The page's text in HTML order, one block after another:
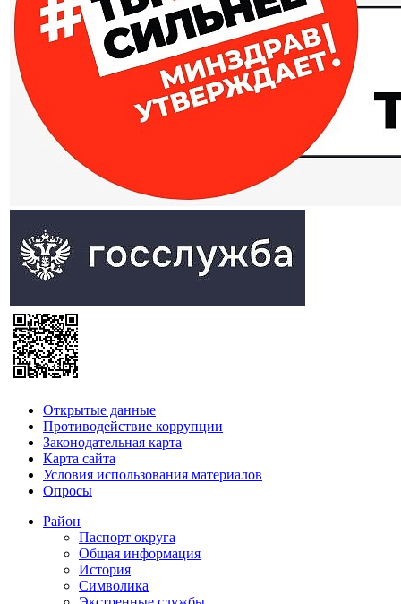
Открытые данные
Противодействие коррупции
Законодательная карта
Карта сайта
Условия использования материалов
Опросы
Район
Паспорт округа
Общая информация
История
Символика